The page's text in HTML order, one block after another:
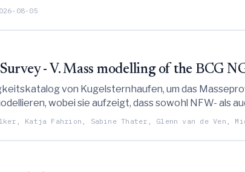
dieser unterpriorisierten Ressourcen für die
08-05
- V. Mass modelling of the BCG
von Kugelsternhaufen, um das
wobei sie aufzeigt, dass sowohl NFW- als
Halo starke dynamische Belege für die
Katja Fahrion, Sabine Thater, Glenn van de Ven,